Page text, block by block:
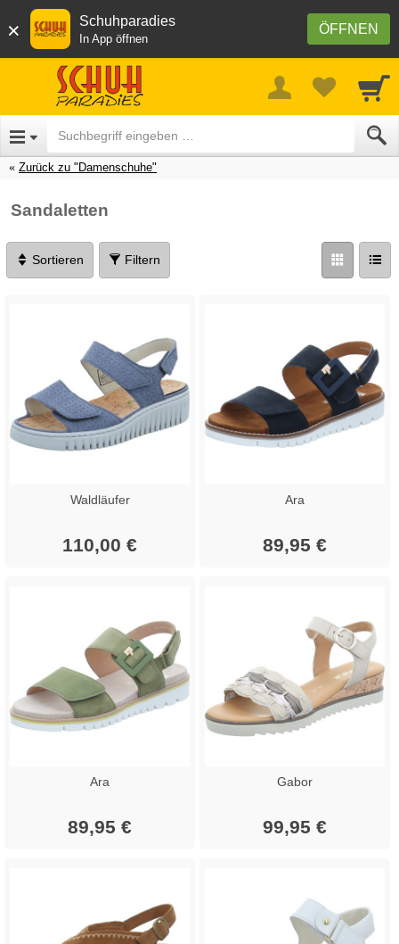
× ÖFFNEN
Schuhparadies
In App öffnen
Zurück zu "Damenschuhe"
Sandaletten
Sortieren Filtern
Waldläufer
110,00 €
Ara
89,95 €
Ara
89,95 €
Gabor
99,95 €